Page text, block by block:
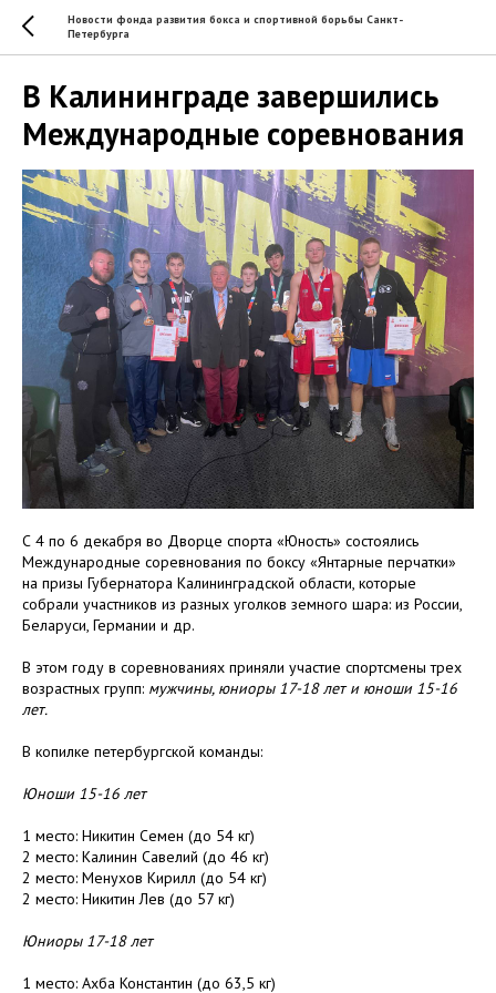
Новости фонда развития бокса и спортивной борьбы Санкт-
Петербурга
В Калининграде завершились
Международные соревнования
С 4 по 6 декабря во Дворце спорта «Юность» состоялись
Международные соревнования по боксу «Янтарные перчатки»
на призы Губернатора Калининградской области, которые
собрали участников из разных уголков земного шара: из России,
Беларуси, Германии и др.
В этом году в соревнованиях приняли участие спортсмены трех
возрастных групп: мужчины, юниоры 17-18 лет и юноши 15-16
лет.
В копилке петербургской команды:
Юноши 15-16 лет
1 место: Никитин Семен (до 54 кг)
2 место: Калинин Савелий (до 46 кг)
2 место: Менухов Кирилл (до 54 кг)
2 место: Никитин Лев (до 57 кг)
Юниоры 17-18 лет
1 место: Ахба Константин (до 63,5 кг)